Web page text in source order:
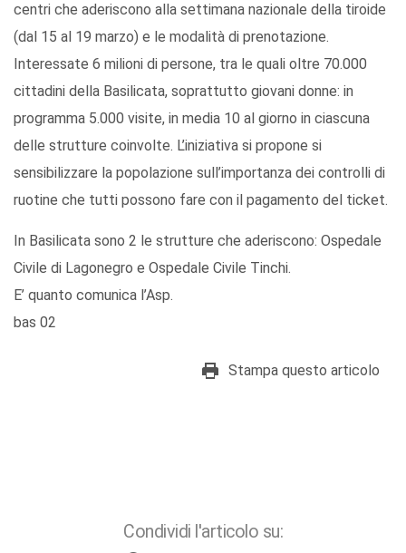
centri che aderiscono alla settimana nazionale della tiroide
(dal 15 al 19 marzo) e le modalità di prenotazione.
Interessate 6 milioni di persone, tra le quali oltre 70.000
cittadini della Basilicata, soprattutto giovani donne: in
programma 5.000 visite, in media 10 al giorno in ciascuna
delle strutture coinvolte. L’iniziativa si propone si
sensibilizzare la popolazione sull’importanza dei controlli di
ruotine che tutti possono fare con il pagamento del ticket.
In Basilicata sono 2 le strutture che aderiscono: Ospedale
Civile di Lagonegro e Ospedale Civile Tinchi.
E’ quanto comunica l’Asp.
bas 02
Stampa questo articolo
Condividi l'articolo su: